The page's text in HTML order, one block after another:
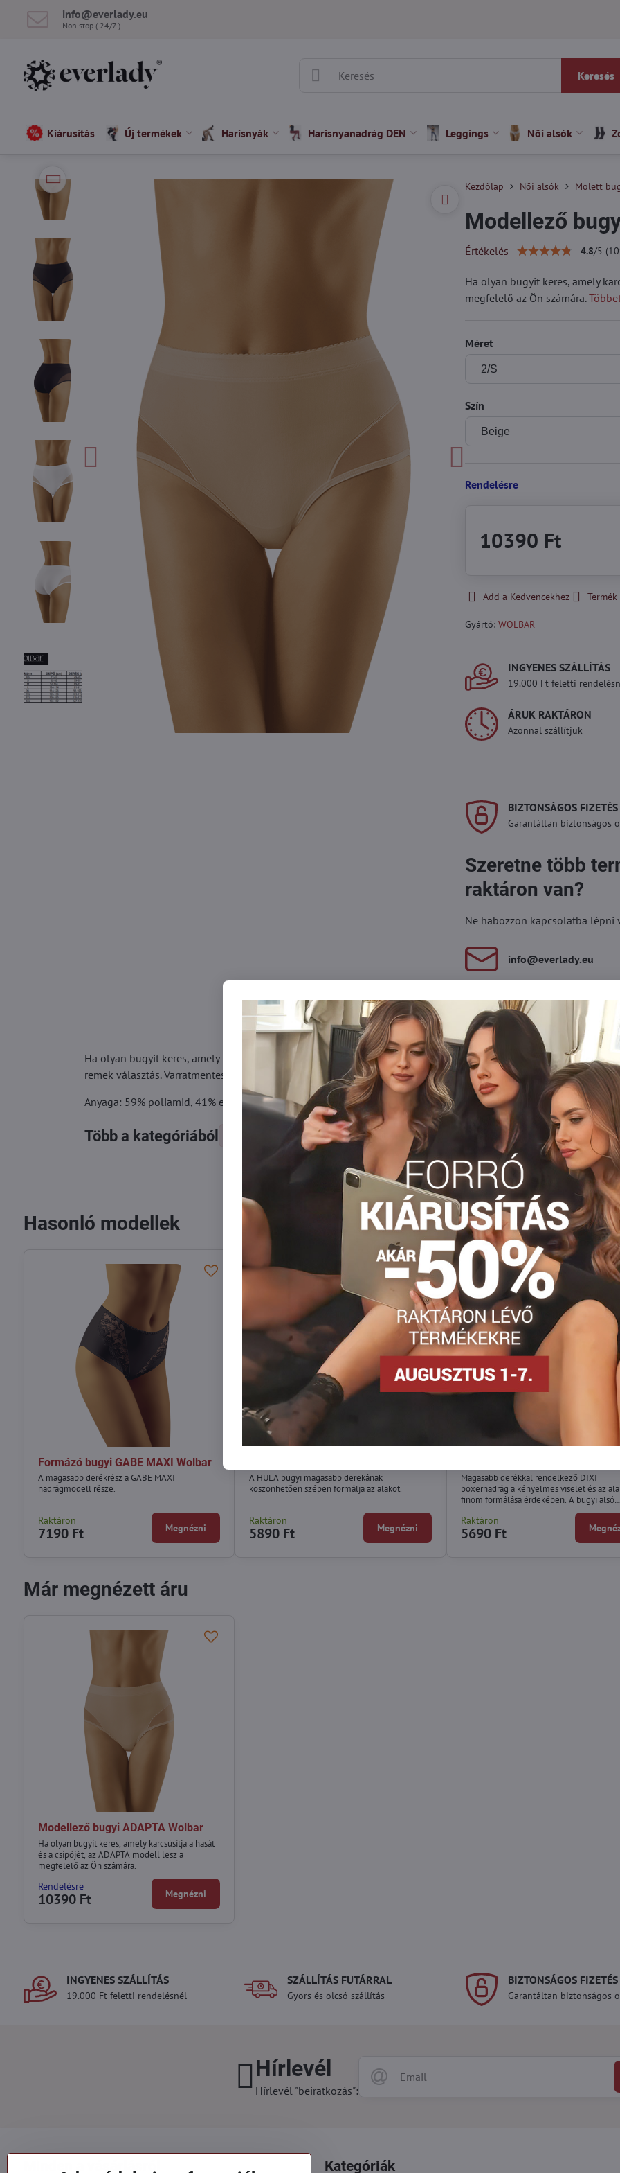
info​@everlady​.eu
Non stop ( 24/7 )
Keresés
Kiárusítás Új termékek Harisnyák Harisnyanadrág DEN Leggings Női alsók
Kezdőlap Női alsók Molett
Modellező
Értékelés 4.8/5 (10
Ha olyan bugyit keres, amely
megfelelő az Ön számára.
Méret
Szín
Rendelésre
10390 Ft
Add a Kedvencekhez
Gyártó: WOLBAR
INGYENES SZÁLLÍTÁS
19.000 Ft feletti
ÁRUK RAKTÁRON
Azonnal szállítjuk
BIZTONSÁGOS FIZETÉS
Garantáltan biztonságos
Szeretne több
raktáron van?
Ne habozzon kapcsolatba
info​@everlady​.eu
Leírás Vélemények 0 Fórum 0
Ha olyan bugyit keres, amely karcsúsítja a hasát és a csípőjét, az ADAPTA modell lesz a megfelelő az Ön
remek választás. Varratmentesek, és a derékrészben szélesebb gumival rendelkeznek a még nagyobb kényelem
Anyaga: 59% poliamid, 41% elasztán
Több a kategóriából Molett bugyi xl/xxl Plus size nohavičky xl/xxl Plus size
FacebookTwitter BlueskyPinterest RedditLinkedIn WhatsApp
E-
mail
Hasonló modellek
Formázó bugyi GABE MAXI Wolbar
A magasabb derékrész a GABE MAXI
nadrágmodell része.
Raktáron
7190 Ft Megnézni
A HULA bugyi magasabb derekának
köszönhetően szépen formálja az alakot.
Raktáron
5890 Ft Megnézni
Magasabb derékkal rendelkező DIXI
boxernadrág a kényelmes viselet és az
finom formálása érdekében. A bugyi alsó
Raktáron
5690 Ft
Már megnézett áru
Modellező bugyi ADAPTA Wolbar
Ha olyan bugyit keres, amely karcsúsítja a hasát
és a csípőjét, az ADAPTA modell lesz a
megfelelő az Ön számára.
Rendelésre
10390 Ft Megnézni
INGYENES SZÁLLÍTÁS
19.000 Ft feletti rendelésnél
SZÁLLÍTÁS FUTÁRRAL
Gyors és olcsó szállítás
BIZTONSÁGOS FIZETÉS
Garantáltan biztonságos
Hírlevél
Hírlevél "beiratkozás":
Kategóriák